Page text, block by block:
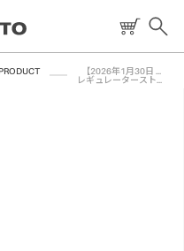
レギュレーターストーブ専用アシストグリップ ルミナスブルー